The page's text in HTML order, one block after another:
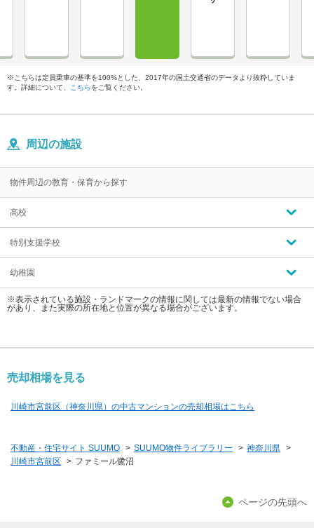
※こちらは定員乗車の基準を100%とした、2017年の国土交通省のデータより抜粋していま
す。詳細について、
こちらをご覧ください。
周辺の施設
物件周辺の教育・保育から探す
高校
特別支援学校
幼稚園
※表示されている施設・ランドマークの情報に関しては最新の情報でない場合
があり、また実際の所在地と位置が異なる場合がございます。
売却相場を見る
川崎市宮前区（神奈川県）の中古マンションの売却相場はこちら
不動産・住宅サイト SUUMO > SUUMO物件ライブラリー > 神奈川県 >
川崎市宮前区
> ファミール鷺沼
ページの先頭へ